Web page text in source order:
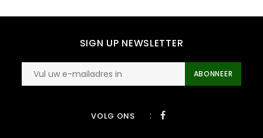
SIGN UP NEWSLETTER
ABONNEER
VOLG ONS :